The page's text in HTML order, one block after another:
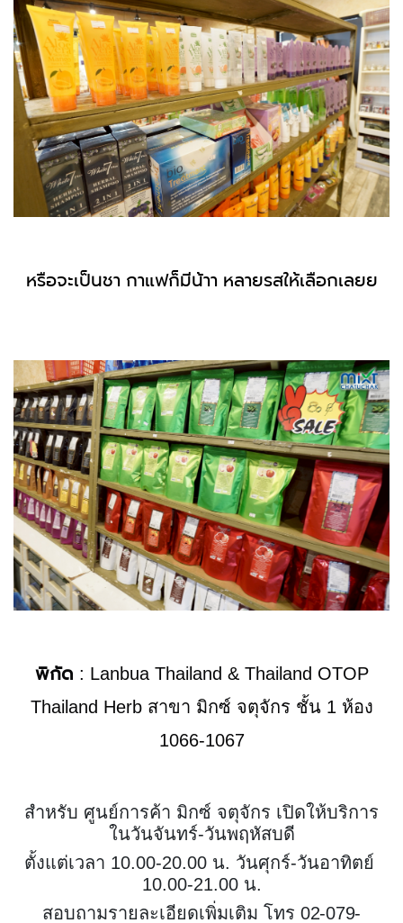
หรือจะเป็นชา กาแฟก็มีน้าา หลายรสให้เลือกเลยย
พิกัด : Lanbua Thailand & Thailand OTOP
Thailand Herb สาขา มิกซ์ จตุจักร ชั้น 1 ห้อง
1066-1067
สำหรับ ศูนย์การค้า มิกซ์ จตุจักร เปิดให้บริการ
ในวันจันทร์-วันพฤหัสบดี
ตั้งแต่เวลา 10.00-20.00 น. วันศุกร์-วันอาทิตย์
10.00-21.00 น.
สอบถามรายละเอียดเพิ่มเติมโทร 02-079-